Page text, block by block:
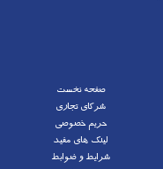
صفحه نخست
شرکای تجاری
حریم خصوصی
لینک های مفید
شرایط و ضوابط